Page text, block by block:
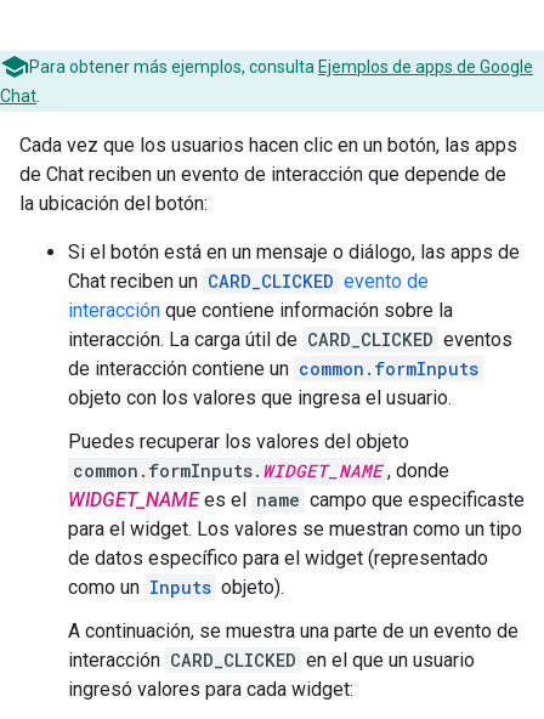
Para obtener más ejemplos, consulta Ejemplos de apps de Google
Chat
Cada vez que los usuarios hacen clic en un botón, las apps
de Chat reciben un evento de interacción que depende de
la ubicación del botón:
Si el botón está en un mensaje o diálogo, las apps de
Chat reciben un CARD_CLICKED evento de
interacción que contiene información sobre la
interacción. La carga útil de CARD_CLICKED eventos
de interacción contiene un common.formInputs
objeto con los valores que ingresa el usuario.
Puedes recuperar los valores del objeto
common.formInputs. WIDGET_NAME , donde
WIDGET_NAMEes el name campo que especificaste
para el widget. Los valores se muestran como un tipo
de datos específico para el widget (representado
como un Inputs objeto).
A continuación, se muestra una parte de un evento de
interacción CARD_CLICKED en el que un usuario
ingresó valores para cada widget: